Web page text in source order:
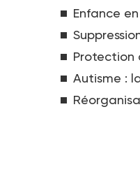
Enfance
Protection
Autisme :